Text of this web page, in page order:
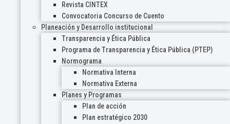
Revista CINTEX
Convocatoria Concurso de Cuento
Planeación y Desarrollo institucional
Transparencia y Ética Pública
Programa de Transparencia y Ética Pública (PTEP)
Normograma
Normativa Interna
Normativa Externa
Planes y Programas
Plan de acción
Plan estratégico 2030